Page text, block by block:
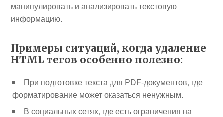
манипулировать и анализировать текстовую
информацию.
Примеры ситуаций, когда удаление
HTML тегов особенно полезно:
При подготовке текста для PDF-документов, где
форматирование может оказаться ненужным.
В социальных сетях, где есть ограничения на